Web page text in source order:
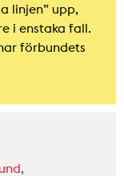
linjen” upp,
i enstaka fall.
förbundets
,